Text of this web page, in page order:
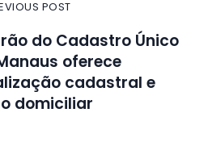
POST
do Cadastro Único
oferece
cadastral e
domiciliar